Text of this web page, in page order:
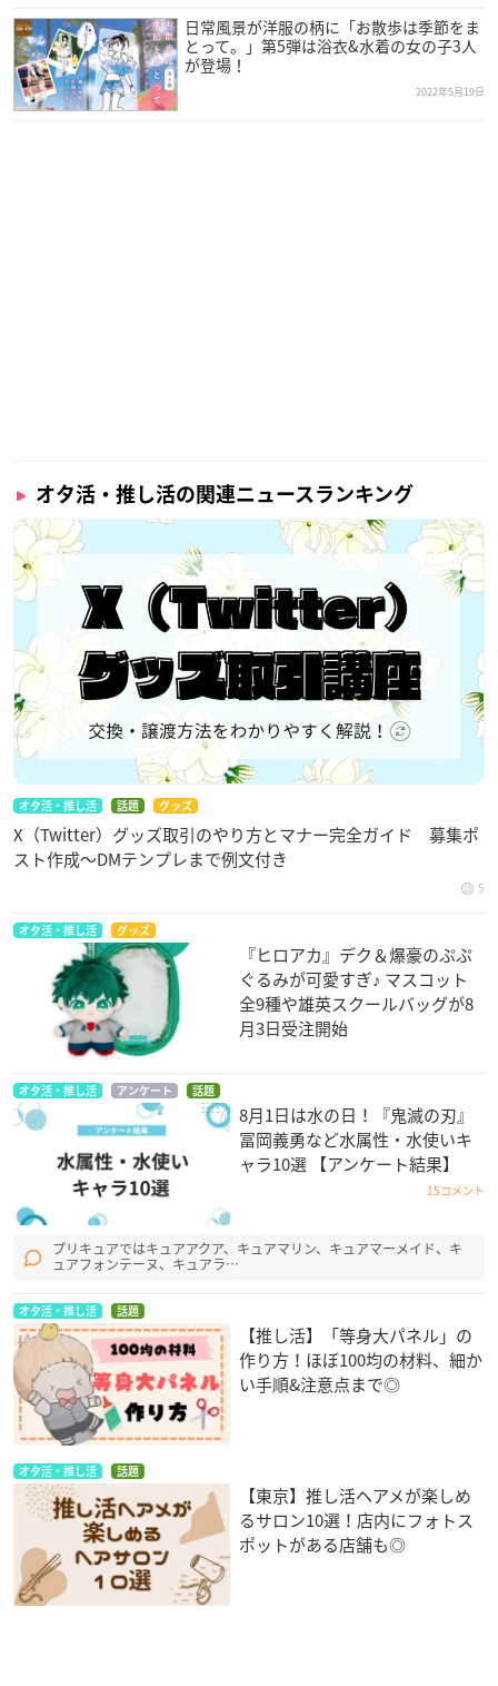
▼推しを飾って収納できるTフレーム https://t.co/vD36dPg
Kbapic.twitter.com/3NWbvPJJWl
— OSYAIRO おしゃいろ♡フェリシモオタ活部 (@osyairo)
ay 10, 2022
日常風景が洋服の柄に「お散歩は季節をま
とって。」第5弾は浴衣&水着の女の子3人
が登場！
2022年5月19日
オタ活・推し活の関連ニュースランキング
オタ活・推し活 話題 グッズ
X（Twitter）グッズ取引のやり方とマナー完全ガイド 募集ポ
スト作成〜DMテンプレまで例文付き
5
オタ活・推し活 グッズ
『ヒロアカ』デク＆爆豪のぷぷ
ぐるみが可愛すぎ♪ マスコット
全9種や雄英スクールバッグが8
月3日受注開始
オタ活・推し活 アンケート 話題
8月1日は水の日！『鬼滅の刃』
冨岡義勇など水属性・水使いキ
ャラ10選 【アンケート結果】
15コメント
プリキュアではキュアアクア、キュアマリン、キュアマーメイド、キ
ュアフォンテーヌ、キュアラ…
オタ活・推し活 話題
【推し活】「等身大パネル」の
作り方！ほぼ100均の材料、細か
い手順&注意点まで◎
オタ活・推し活 話題
【東京】推し活ヘアメが楽しめ
るサロン10選！店内にフォトス
ポットがある店舗も◎